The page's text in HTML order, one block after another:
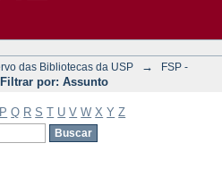
das Bibliotecas da USP →
FSP -
Filtrar por: Assunto
P Q R S T U V W X Y Z